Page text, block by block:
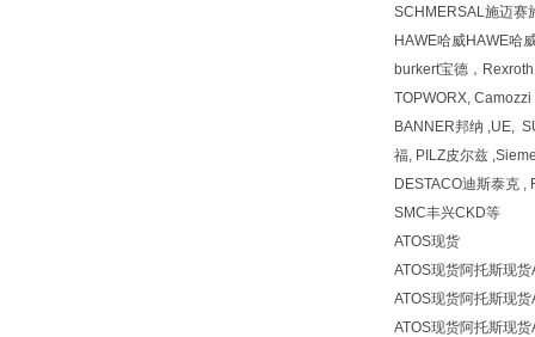
SCHMERSAL施迈赛
HAWE哈威HAWE哈
burkert宝德，
TOPWORX,
BANNER邦纳 ,UE,
福, PILZ皮尔兹
DESTACO迪斯泰克
SMC丰兴CKD等
ATOS现货
ATOS现货阿托斯现
ATOS现货阿托斯现
ATOS现货阿托斯现